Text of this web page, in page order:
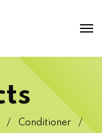
Conditioner